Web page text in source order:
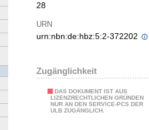
28
URN
urn:nbn:de:hbz:5:2-372202
Zugänglichkeit
DAS DOKUMENT IST AUS
LIZENZRECHTLICHEN GRÜNDEN
NUR AN DEN SERVICE-PCS DER
ULB ZUGÄNGLICH.